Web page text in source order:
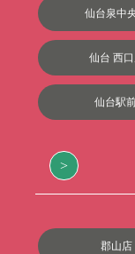
仙台泉中
仙台 西
仙台駅
郡山店